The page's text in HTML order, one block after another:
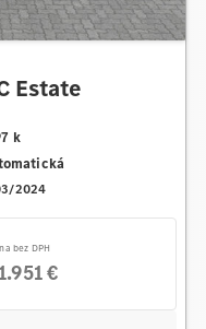
Estate
k
2024
bez DPH
€